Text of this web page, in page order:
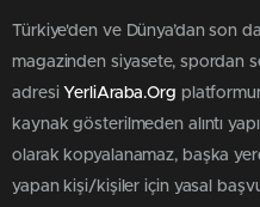
Türkiye'den ve Dünya’dan son
magazinden siyasete, spordan
adresi YerliAraba.Org
kaynak gösterilmeden alıntı
olarak kopyalanamaz, başka
yapan kişi/kişiler için yasal